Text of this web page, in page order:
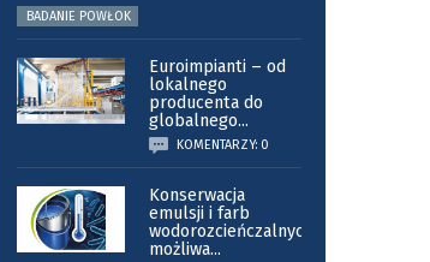
BADANIE POWŁOK
Euroimpianti – od
lokalnego
producenta do
globalnego...
KOMENTARZY: 0
Konserwacja
emulsji i farb
wodorozcieńczalnych
możliwa...